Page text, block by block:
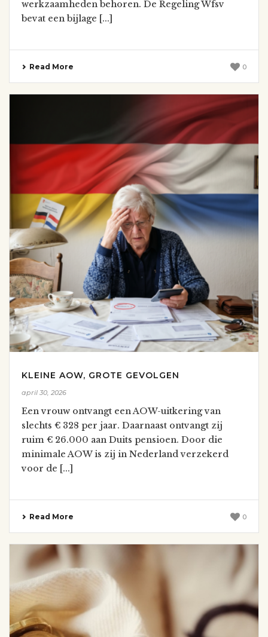
werkzaamheden behoren. De Regeling Wfsv
bevat een bijlage [...]
Read More 0
KLEINE AOW, GROTE GEVOLGEN
april 30, 2026
Een vrouw ontvangt een AOW-uitkering van
slechts € 328 per jaar. Daarnaast ontvangt zij
ruim € 26.000 aan Duits pensioen. Door die
minimale AOW is zij in Nederland verzekerd
voor de [...]
Read More 0